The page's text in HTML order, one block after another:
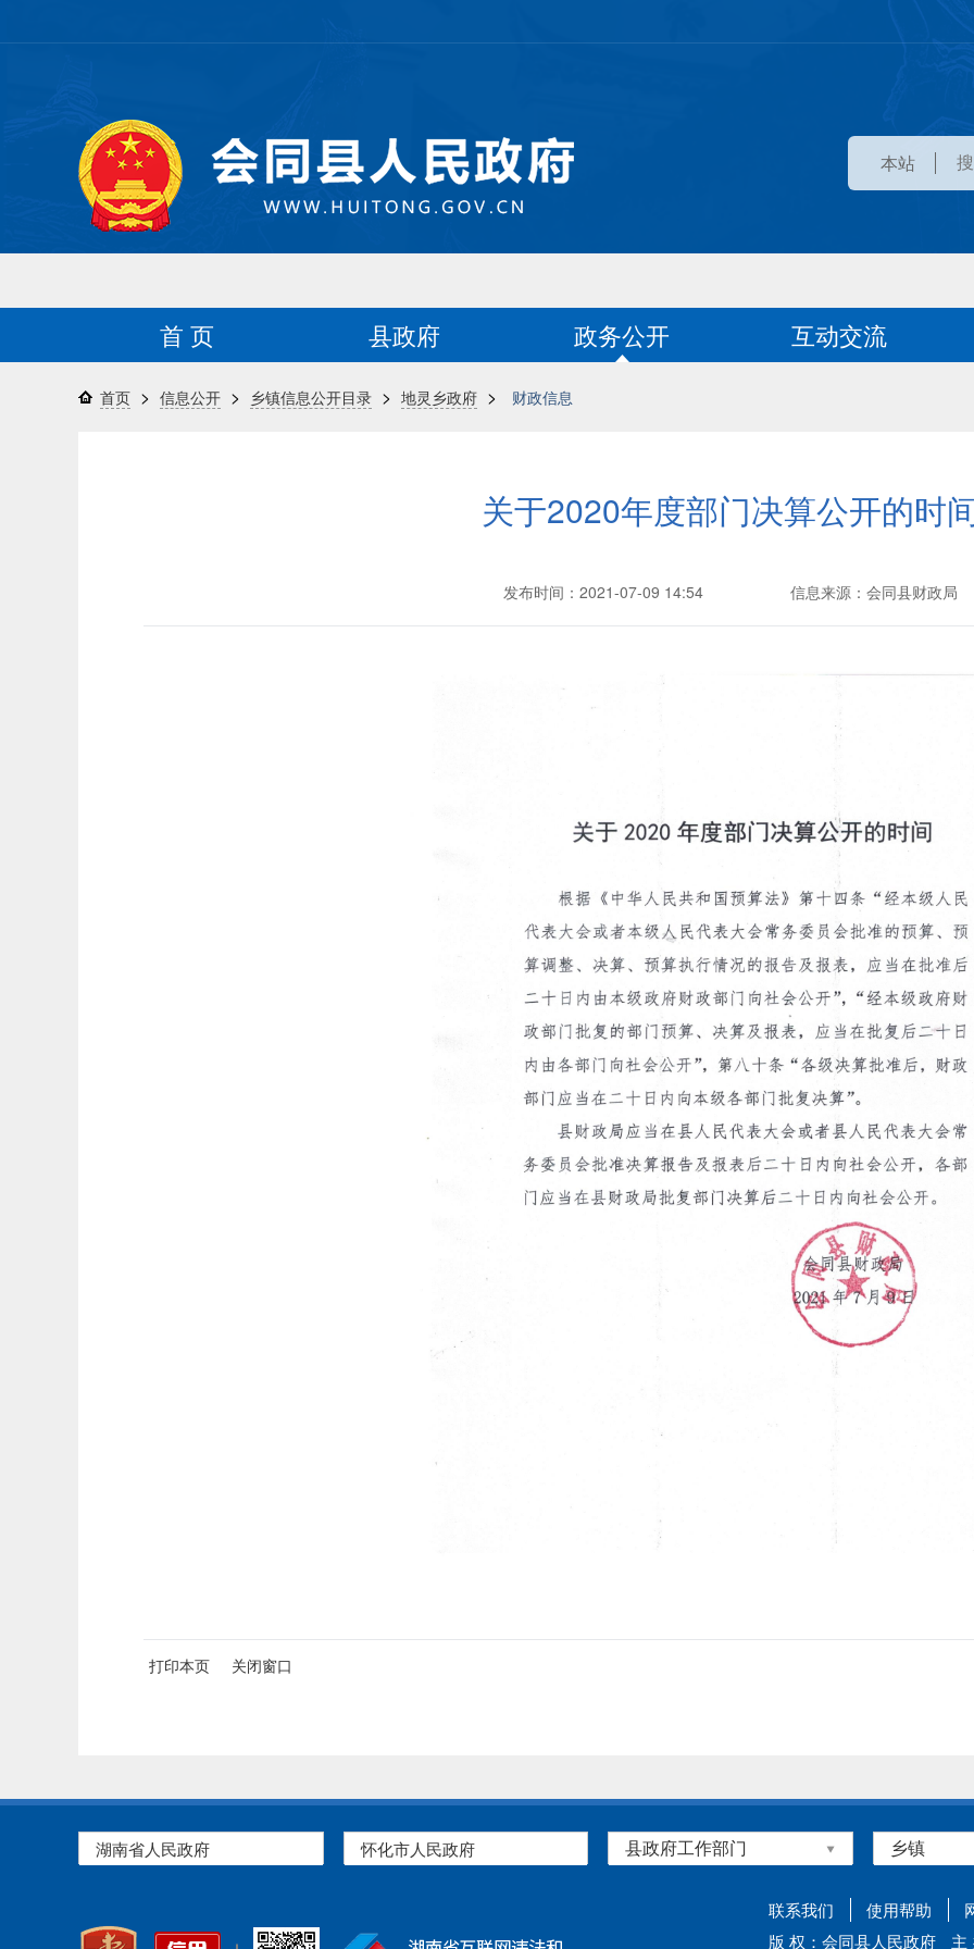
本站
首 页 县政府 政务公开 互动交流
首页 > 信息公开 > 乡镇信息公开目录 > 地灵乡政府 > 财政信息
关于2020年度部门决算公开的时
发布时间：2021-07-09 14:54 信息来源：会同县财政局
打印本页 关闭窗口
湖南省人民政府 怀化市人民政府
联系我们 使用帮助
版 权：会同县人民政府
主